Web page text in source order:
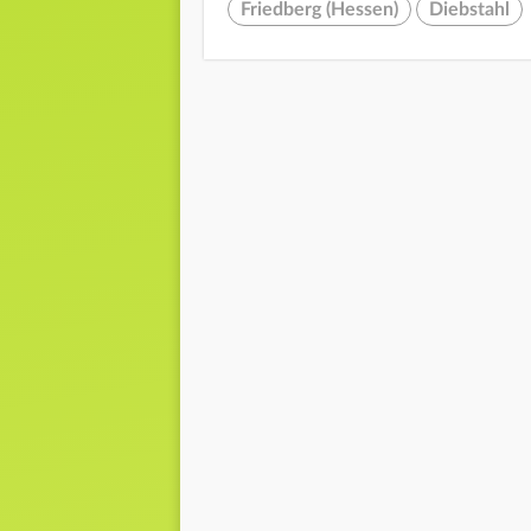
Friedberg (Hessen) Diebstahl